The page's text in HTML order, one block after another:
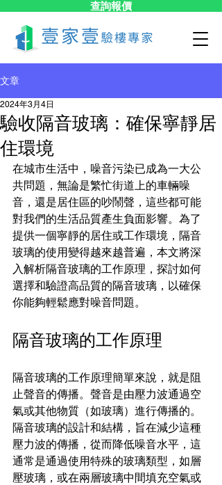
查詢報價
文章
驗收隔音玻璃：確保寧靜居
住環境
2024年3月4日
在城市生活中，噪音污染已成為一大公
共問題，無論是繁忙街道上的車輛噪
音，還是居住區的吵鬧聲，這些都可能
對我們的生活品質產生負面影響。為了
提供一個寧靜的居住或工作環境，隔音
玻璃的使用變得越來越普遍，本文將深
入解析隔音玻璃的工作原理，探討如何
選擇和驗證高品質的隔音玻璃，以確保
你能夠輕鬆應對噪音問題。
隔音玻璃的工作原理
隔音玻璃的工作原理簡單來說，就是阻
止聲音的傳播。聲音是由壓力波通過空
氣或其他物質（如玻璃）進行傳播的。
隔音玻璃的設計和結構，旨在減少這種
壓力波的傳播，從而降低噪音水平，這
通常是通過使用特殊的玻璃類型，如層
壓玻璃，或在兩層玻璃中間填充空氣或